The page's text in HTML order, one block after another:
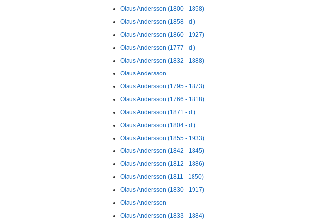
Olaus Andersson (1800 - 1858)
Olaus Andersson (1858 - d.)
Olaus Andersson (1860 - 1927)
Olaus Andersson (1777 - d.)
Olaus Andersson (1832 - 1888)
Olaus Andersson
Olaus Andersson (1795 - 1873)
Olaus Andersson (1766 - 1818)
Olaus Andersson (1871 - d.)
Olaus Andersson (1804 - d.)
Olaus Andersson (1855 - 1933)
Olaus Andersson (1842 - 1845)
Olaus Andersson (1812 - 1886)
Olaus Andersson (1811 - 1850)
Olaus Andersson (1830 - 1917)
Olaus Andersson
Olaus Andersson (1833 - 1884)